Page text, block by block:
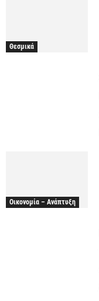
Θεσμικά
Οικονομία – Ανάπτυξη